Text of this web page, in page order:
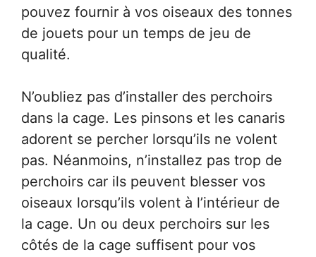
pouvez fournir à vos oiseaux des tonnes
de jouets pour un temps de jeu de
qualité.
N’oubliez pas d’installer des perchoirs
dans la cage. Les pinsons et les canaris
adorent se percher lorsqu’ils ne volent
pas. Néanmoins, n’installez pas trop de
perchoirs car ils peuvent blesser vos
oiseaux lorsqu’ils volent à l’intérieur de
la cage. Un ou deux perchoirs sur les
côtés de la cage suffisent pour vos